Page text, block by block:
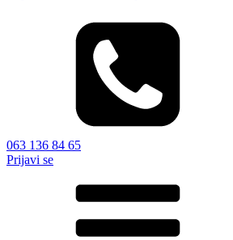
063 136 84 65
Prijavi se